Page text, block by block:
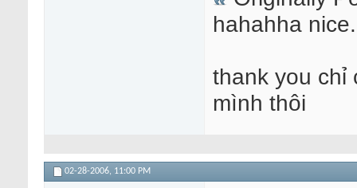
hahahha
thank you chỉ
mình thôi
02-28-2006, 11:00 PM